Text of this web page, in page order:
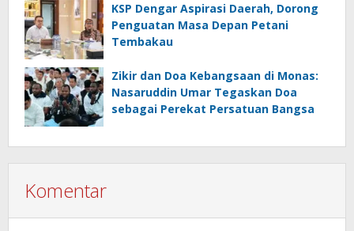
KSP Dengar Aspirasi Daerah, Dorong
Penguatan Masa Depan Petani
Tembakau
Zikir dan Doa Kebangsaan di Monas:
Nasaruddin Umar Tegaskan Doa
sebagai Perekat Persatuan Bangsa
Komentar